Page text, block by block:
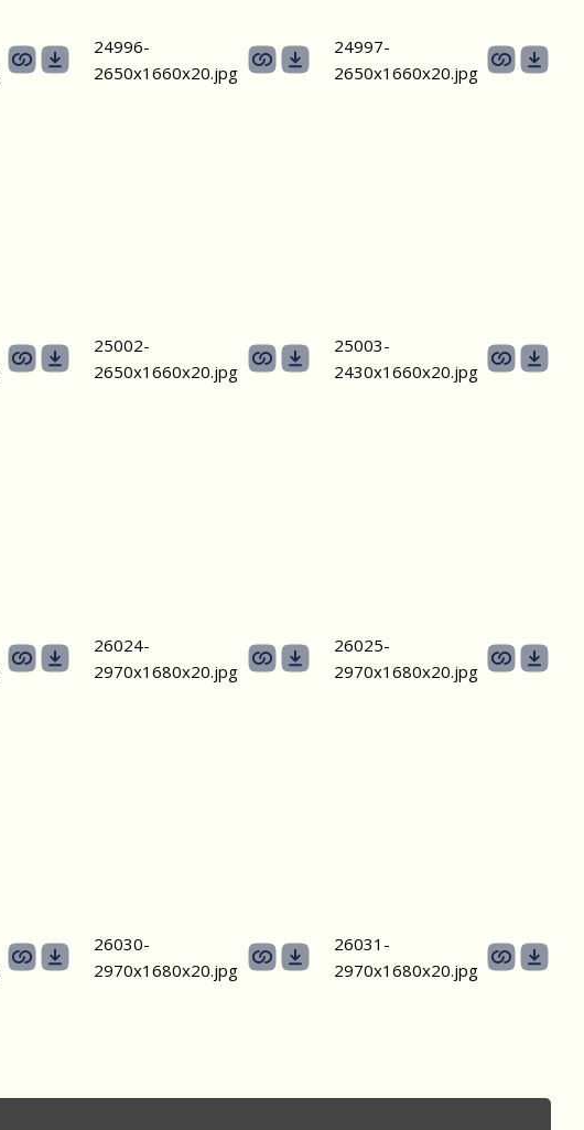
24996-
2650х1660x20.jpg
24997-
2650х1660x20.jpg
25002-
2650х1660x20.jpg
25003-
2430х1660x20.jpg
26024-
2970х1680x20.jpg
26025-
2970х1680x20.jpg
26030-
2970х1680x20.jpg
26031-
2970х1680x20.jpg